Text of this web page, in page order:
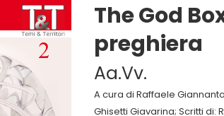
The God
preghiera
Aa.Vv.
A cura di Raffaele
Ghisetti Giavarina; Scritti di: